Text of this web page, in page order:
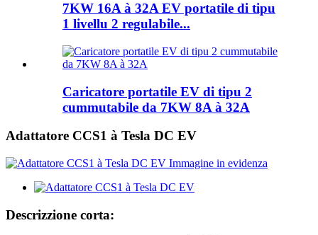
7KW 16A à 32A EV portatile di tipu
1 livellu 2 regulabile...
Caricatore portatile EV di tipu 2
cummutabile da 7KW 8A à 32A
Adattatore CCS1 à Tesla DC EV
Descrizzione corta: